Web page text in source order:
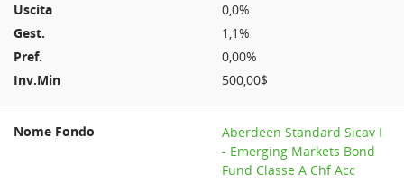
0,0%
1,1%
0,00%
500,00$
Aberdeen Standard Sicav I
- Emerging Markets Bond
Fund Classe A Chf Acc